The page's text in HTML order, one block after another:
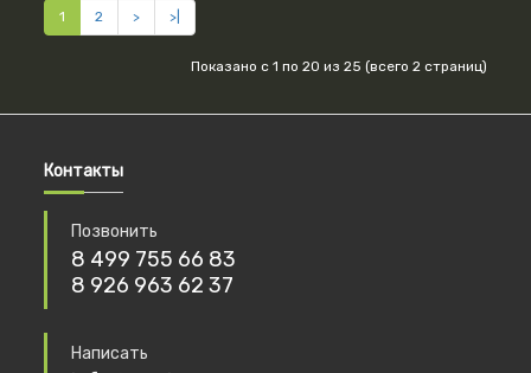
1 2 > >|
Показано с 1 по 20 из 25 (всего 2 страниц)
Контакты
Позвонить
8 499 755 66 83
8 926 963 62 37
Написать